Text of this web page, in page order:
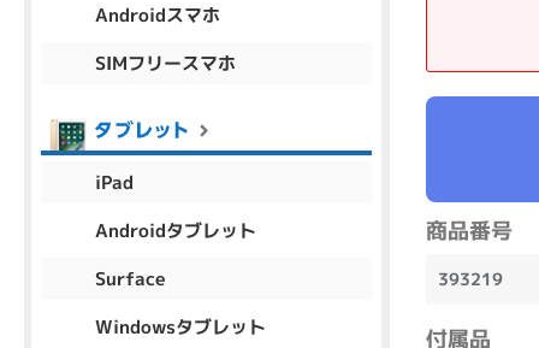
商品番号
393219
付属品
Androidスマホ
SIMフリースマホ
iPad
Androidタブレット
Surface
Windowsタブレット
商品シリーズ名・ブランド名の絞り込み。
Thinkpad
aspire Inspiron
商品の搭載機能による絞り込み
Webカメラ内蔵